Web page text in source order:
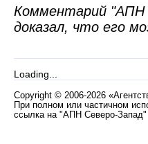
Комментарий "АПН
доказал, что его
Loading...
Copyright © 2006-2026
При полном или частичном
ссылка на "АПН Северо-Запад"